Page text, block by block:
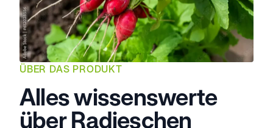
ÜBER DAS PRODUKT
Alles wissenswerte
über Radieschen